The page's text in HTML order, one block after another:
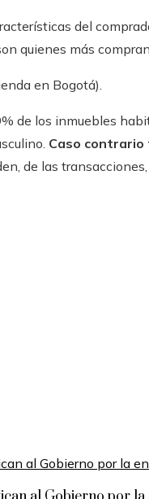
del
quienes más
en Bogotá).
de los inmuebles
Caso contrario
de las